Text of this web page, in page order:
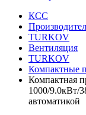
КСС
TURKOV
Вентиляция
TURKOV
Компактные
Компактная
1000/9.0кВт/
автоматикой